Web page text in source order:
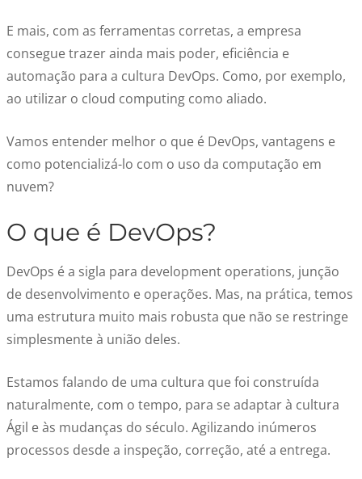
E mais, com as ferramentas corretas, a empresa
consegue trazer ainda mais poder, eficiência e
automação para a cultura DevOps. Como, por exemplo,
ao utilizar o cloud computing como aliado.
Vamos entender melhor o que é DevOps, vantagens e
como potencializá-lo com o uso da computação em
nuvem?
O que é DevOps?
DevOps é a sigla para development operations, junção
de desenvolvimento e operações. Mas, na prática, temos
uma estrutura muito mais robusta que não se restringe
simplesmente à união deles.
Estamos falando de uma cultura que foi construída
naturalmente, com o tempo, para se adaptar à cultura
Ágil e às mudanças do século. Agilizando inúmeros
processos desde a inspeção, correção, até a entrega.